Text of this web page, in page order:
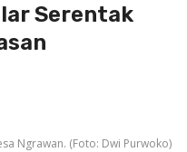
Serentak
Ngrawan. (Foto: Dwi Purwoko)